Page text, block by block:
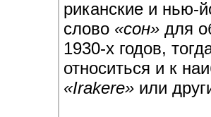
риканские и нью-
слово «сон» для
1930-х годов,
относиться и к
«Irakere» или